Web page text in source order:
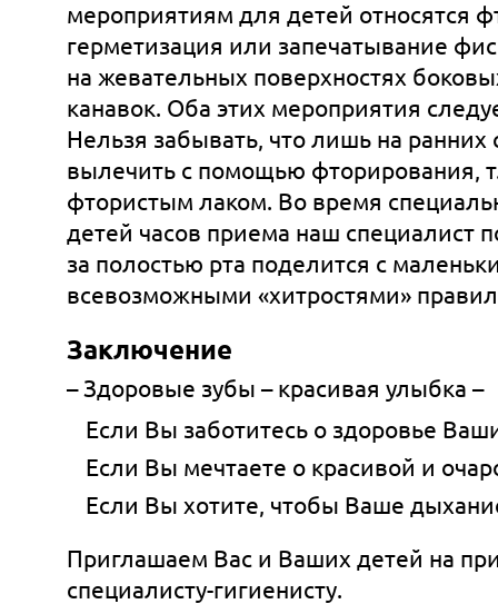
мероприятиям для детей относятся
герметизация или запечатываниe
на жевательных поверхностях
канавок. Оба этих мероприятия
Нельзя забывать, что лишь на
вылечить с помощью фторирования,
фтористым лаком. Во время
детей часов приема наш специалист
за полостью рта поделится с
всевозможными «хитростями»
Заключение
– Здоровые зубы – красивая улыбка –
Если Вы заботитесь о здоровье
Если Вы мечтаете о красивой и
Если Вы хотите, чтобы Ваше
Приглашаем Вас и Ваших детей на
специалисту-гигиенисту.